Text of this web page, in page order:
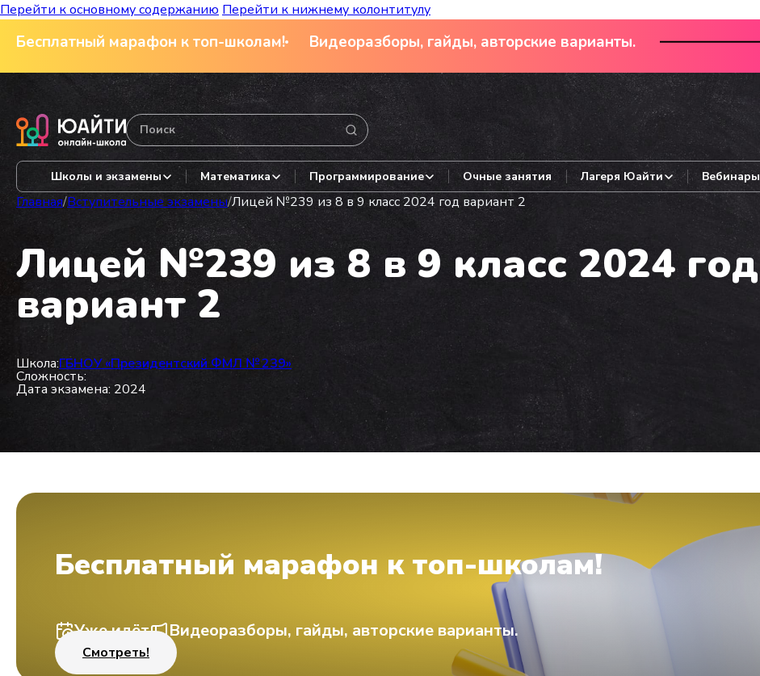
Перейти к основному содержанию Перейти к нижнему колонтитулу
Бесплатный марафон к топ-школам! Видеоразборы, гайды, авторские варианты.
Школы и экзамены Математика Программирование Очные занятия Лагеря Юайти Вебинары
Главная/Вступительные экзамены/Лицей №239 из 8 в 9 класс 2024 год вариант 2
Лицей №239 из 8 в 9 класс 2024 год
вариант 2
Школа:ГБНОУ «Президентский ФМЛ № 239»
Сложность:
Дата экзамена: 2024
Бесплатный марафон к топ-школам!
Уже идёт Видеоразборы, гайды, авторские варианты.
Смотреть!